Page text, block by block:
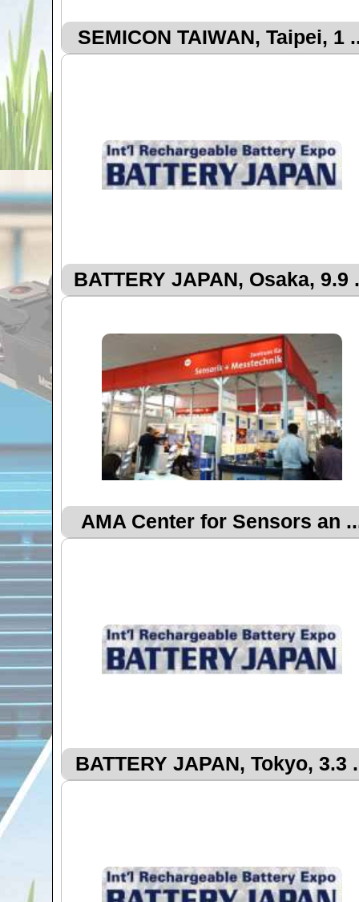
SEMICON TAIWAN, Taipei, 1
BATTERY JAPAN, Osaka, 9.9
AMA Center for Sensors an
BATTERY JAPAN, Tokyo, 3.3